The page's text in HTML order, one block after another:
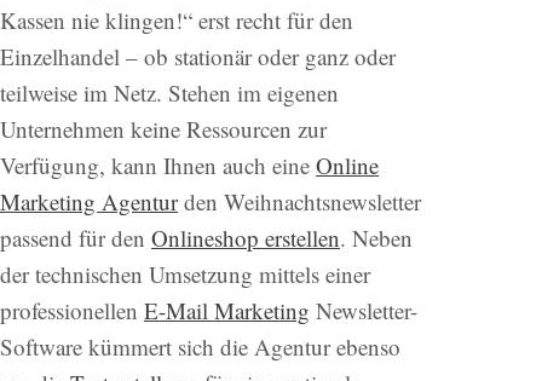
Kassen nie klingen!“ erst recht für den
Einzelhandel – ob stationär oder ganz oder
teilweise im Netz. Stehen im eigenen
Unternehmen keine Ressourcen zur
Verfügung, kann Ihnen auch eine Online
Marketing Agenturden Weihnachtsnewsletter
passend für den Onlineshop erstellen. Neben
der technischen Umsetzung mittels einer
professionellen E-Mail Marketing Newsletter-
Software kümmert sich die Agentur ebenso